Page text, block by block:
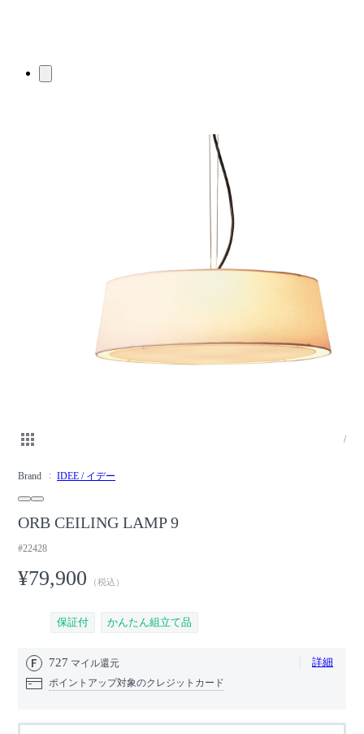
/
Brand IDEE / イデー
ORB CEILING LAMP 9
#22428
¥79,900 （税込）
保証付 かんたん組立て品
727 マイル還元 詳細
ポイントアップ対象のクレジットカード